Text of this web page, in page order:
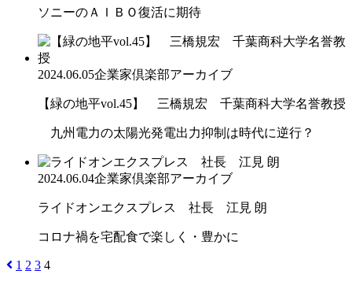
ソニーのＡＩＢＯ復活に期待
2024.06.05企業家倶楽部アーカイブ
【緑の地平vol.45】 三橋規宏 千葉商科大学名誉教授
九州電力の太陽光発電出力抑制は時代に逆行？
2024.06.04企業家倶楽部アーカイブ
ライドオンエクスプレス 社長 江見 朗
コロナ禍を宅配食で楽しく・豊かに
1 2 3 4